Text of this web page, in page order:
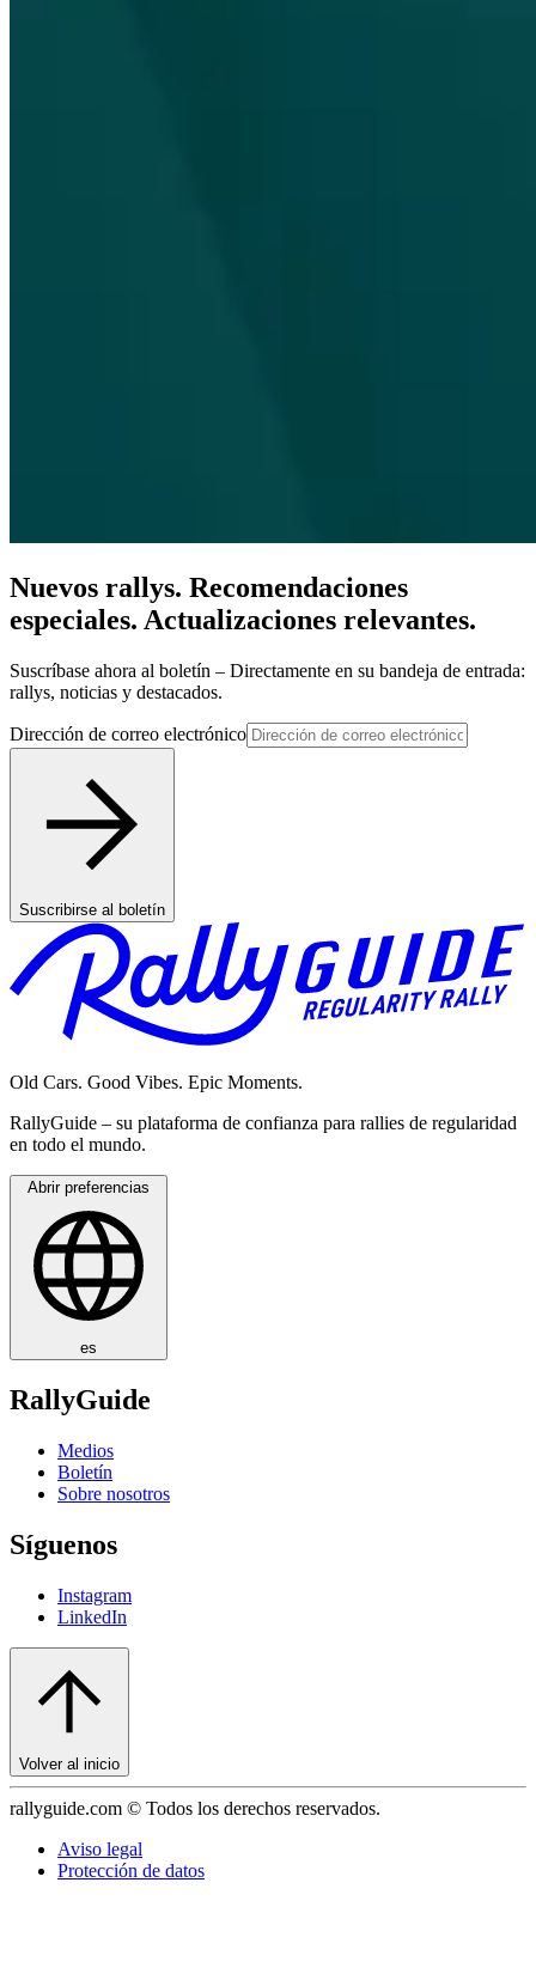
Nuevos rallys. Recomendaciones
especiales. Actualizaciones relevantes.
Suscríbase ahora al boletín – Directamente en su bandeja de entrada:
rallys, noticias y destacados.
Dirección de correo electrónico
Suscribirse al boletín
Old Cars. Good Vibes. Epic Moments.
RallyGuide – su plataforma de confianza para rallies de regularidad
en todo el mundo.
Abrir preferencias
es
RallyGuide
Medios
Boletín
Sobre nosotros
Síguenos
Instagram
LinkedIn
Volver al inicio
rallyguide.com © Todos los derechos reservados.
Aviso legal
Protección de datos